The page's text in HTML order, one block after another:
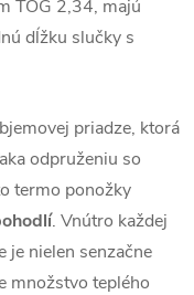
TOG 2,34, majú
dĺžku slučky s
priadze, ktorá
odpruženiu so
termo ponožky
. Vnútro každej
je nielen senzačne
množstvo teplého